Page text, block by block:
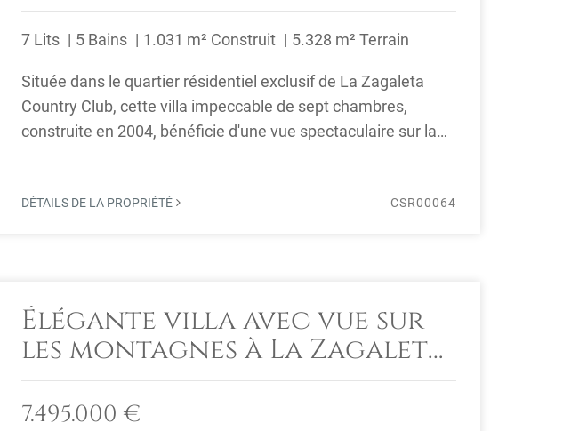
7 Lits 5 Bains 1.031 m² Construit 5.328 m² Terrain
Située dans le quartier résidentiel exclusif de La Zagaleta
Country Club, cette villa impeccable de sept chambres,
construite en 2004, bénéficie d'une vue spectaculaire sur la
DÉTAILS DE LA PROPRIÉTÉ CSR00064
Élégante villa avec vue sur
les montagnes à La Zagaleta,
Benahavís
7.495.000 €